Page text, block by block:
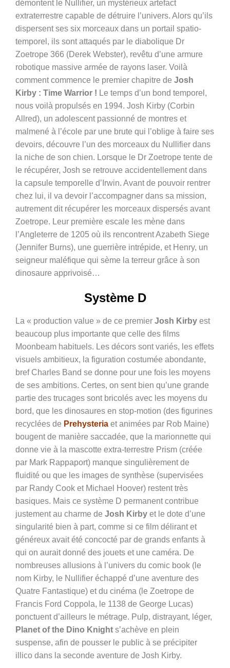
démontent le Nullifier, un mystérieux artefact
extraterrestre capable de détruire l’univers. Alors qu’ils
dispersent ses six morceaux dans un portail spatio-
temporel, ils sont attaqués par le diabolique Dr
Zoetrope 366 (Derek Webster), revêtu d’une armure
robotique massive armée de rayons laser. Voilà
comment commence le premier chapitre de Josh
Kirby : Time Warrior ! Le temps d’un bond temporel,
nous voilà propulsés en 1994. Josh Kirby (Corbin
Allred), un adolescent passionné de montres et
malmené à l’école par une brute qui l’oblige à faire ses
devoirs, découvre l’un des morceaux du Nullifier dans
la niche de son chien. Lorsque le Dr Zoetrope tente de
le récupérer, Josh se retrouve accidentellement dans
la capsule temporelle d’Irwin. Avant de pouvoir rentrer
chez lui, il va devoir l’accompagner dans sa mission,
autrement dit récupérer les morceaux dispersés avant
Zoetrope. Leur première escale les mène dans
l’Angleterre de 1205 où ils rencontrent Azabeth Siege
(Jennifer Burns), une guerrière intrépide, et Henry, un
seigneur maléfique qui sème la terreur grâce à son
dinosaure apprivoisé…
Système D
La « production value » de ce premier Josh Kirby est
beaucoup plus importante que celle des films
Moonbeam habituels. Les décors sont variés, les effets
visuels ambitieux, la figuration costumée abondante,
bref Charles Band se donne pour une fois les moyens
de ses ambitions. Certes, on sent bien qu’une grande
partie des trucages sont bricolés avec les moyens du
bord, que les dinosaures en stop-motion (des figurines
recyclées de Prehysteria et animées par Rob Maine)
bougent de manière saccadée, que la marionnette qui
donne vie à la mascotte extra-terrestre Prism (créée
par Mark Rappaport) manque singulièrement de
fluidité ou que les images de synthèse (supervisées
par Randy Cook et Michael Hoover) restent très
basiques. Mais ce système D permanent contribue
justement au charme de Josh Kirby et le dote d’une
singularité bien à part, comme si ce film délirant et
généreux avait été concocté par de grands enfants à
qui on aurait donné des jouets et une caméra. De
nombreuses allusions à l’univers du comic book (le
nom Kirby, le Nullifier échappé d’une aventure des
Quatre Fantastique) et du cinéma (le Zoetrope de
Francis Ford Coppola, le 1138 de George Lucas)
ponctuent d’ailleurs le métrage. Pulp, distrayant, léger,
Planet of the Dino Knight s’achève en plein
suspense, afin de pousser le public à se précipiter
illico dans la seconde aventure de Josh Kirby.